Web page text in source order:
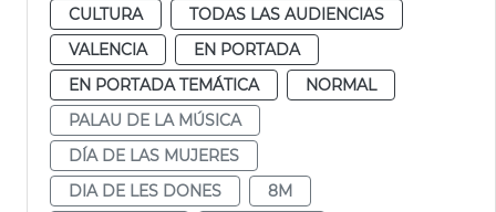
CULTURA
TODAS LAS AUDIENCIAS
VALENCIA
EN PORTADA
EN PORTADA TEMÁTICA
NORMAL
PALAU DE LA MÚSICA
DÍA DE LAS MUJERES
DIA DE LES DONES
8M